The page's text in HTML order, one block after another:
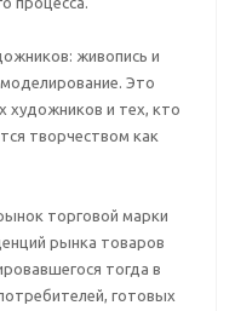
живопись и
Это
художников и тех, кто
творчеством как
торговой марки
рынка товаров
тогда в
готовых